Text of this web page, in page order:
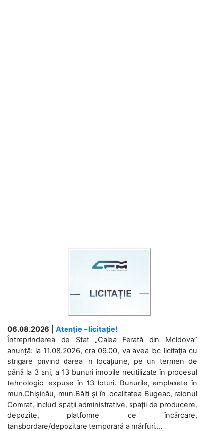
06.08.2026
Atenție – licitație!
Întreprinderea de Stat „Calea Ferată din Moldova”
anunță: la 11.08.2026, ora 09.00, va avea loc licitaţia cu
strigare privind darea în locațiune, pe un termen de
până la 3 ani, a 13 bunuri imobile neutilizate în procesul
tehnologic, expuse în 13 loturi. Bunurile, amplasate în
mun.Chișinău, mun.Bălți și în localitatea Bugeac, raionul
Comrat, includ spații administrative, spații de producere,
depozite, platforme de încărcare,
tansbordare/depozitare temporară a mărfuri....